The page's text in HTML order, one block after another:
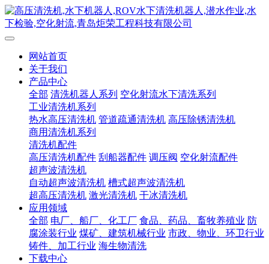
网站首页
关于我们
产品中心
全部 清洗机器人系列 空化射流水下清洗系列
工业清洗机系列
热水高压清洗机 管道疏通清洗机 高压除锈清洗机
商用清洗机系列
清洗机配件
高压清洗机配件 刮船器配件 调压阀 空化射流配件
超声波清洗机
自动超声波清洗机 槽式超声波清洗机
超高压清洗机 激光清洗机 干冰清洗机
应用领域
全部 电厂、船厂、化工厂 食品、药品、畜牧养殖业 防
腐涂装行业 煤矿、建筑机械行业 市政、物业、环卫行业
铸件、加工行业 海生物清洗
下载中心